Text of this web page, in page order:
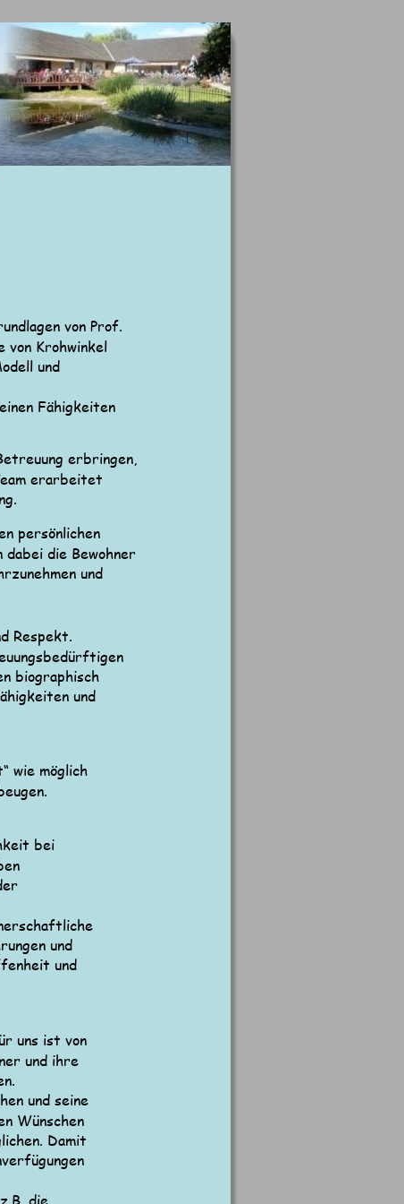
von Prof.
von Krohwinkel
und
Fähigkeiten
erbringen,
erarbeitet
persönlichen
die Bewohner
und
Respekt.
biographisch
und
wie möglich
bei
und
und
uns ist von
und ihre
und seine
Wünschen
Damit
die